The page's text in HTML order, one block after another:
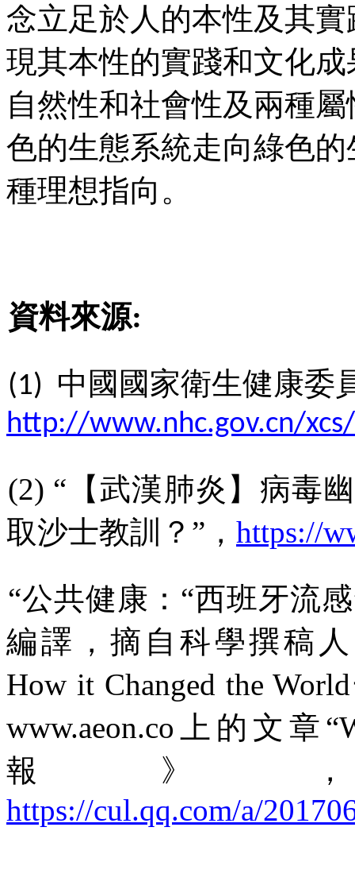
念立足於人的本性及其
現其本性的實踐和文化
自然性和社會性及兩種
色的生態系統走向綠色
種理想指向。
資料來源:
(1) 中國國家衛生健康委
http://www.nhc.gov.cn/
(2) “ 【武漢肺炎】病毒
取沙⼠教訓？ ” ， https://
“公共健康：“西班牙流
編譯，摘自科學撰稿
How it Changed the World
www.aeon.co 上的文章“
報》
https://cul.qq.com/a/